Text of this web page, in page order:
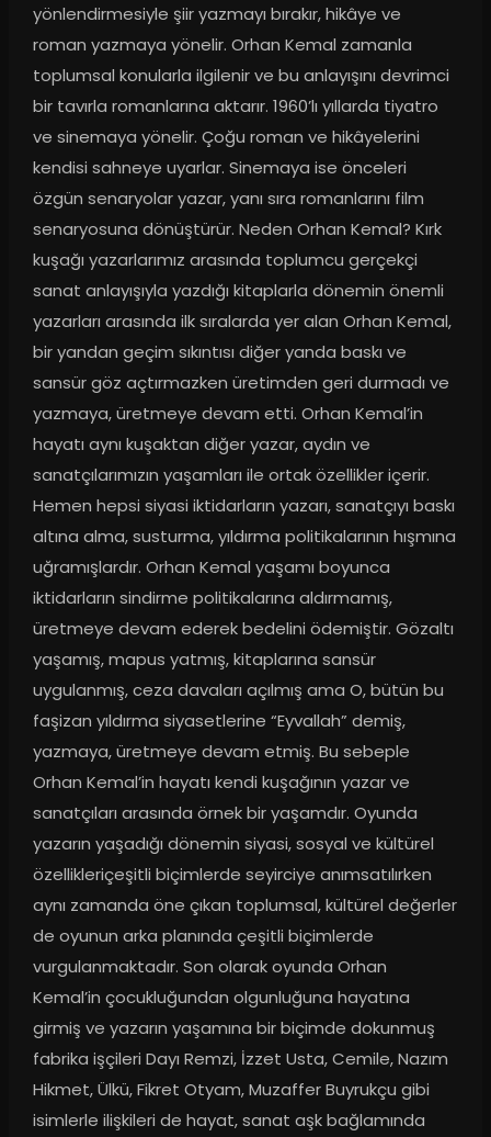
yönlendirmesiyle şiir yazmayı bırakır, hikâye ve
roman yazmaya yönelir. Orhan Kemal zamanla
toplumsal konularla ilgilenir ve bu anlayışını devrimci
bir tavırla romanlarına aktarır. 1960’lı yıllarda tiyatro
ve sinemaya yönelir. Çoğu roman ve hikâyelerini
kendisi sahneye uyarlar. Sinemaya ise önceleri
özgün senaryolar yazar, yanı sıra romanlarını film
senaryosuna dönüştürür. Neden Orhan Kemal? Kırk
kuşağı yazarlarımız arasında toplumcu gerçekçi
sanat anlayışıyla yazdığı kitaplarla dönemin önemli
yazarları arasında ilk sıralarda yer alan Orhan Kemal,
bir yandan geçim sıkıntısı diğer yanda baskı ve
sansür göz açtırmazken üretimden geri durmadı ve
yazmaya, üretmeye devam etti. Orhan Kemal’in
hayatı aynı kuşaktan diğer yazar, aydın ve
sanatçılarımızın yaşamları ile ortak özellikler içerir.
Hemen hepsi siyasi iktidarların yazarı, sanatçıyı baskı
altına alma, susturma, yıldırma politikalarının hışmına
uğramışlardır. Orhan Kemal yaşamı boyunca
iktidarların sindirme politikalarına aldırmamış,
üretmeye devam ederek bedelini ödemiştir. Gözaltı
yaşamış, mapus yatmış, kitaplarına sansür
uygulanmış, ceza davaları açılmış ama O, bütün bu
faşizan yıldırma siyasetlerine “Eyvallah” demiş,
yazmaya, üretmeye devam etmiş. Bu sebeple
Orhan Kemal’in hayatı kendi kuşağının yazar ve
sanatçıları arasında örnek bir yaşamdır. Oyunda
yazarın yaşadığı dönemin siyasi, sosyal ve kültürel
özellikleriçeşitli biçimlerde seyirciye anımsatılırken
aynı zamanda öne çıkan toplumsal, kültürel değerler
de oyunun arka planında çeşitli biçimlerde
vurgulanmaktadır. Son olarak oyunda Orhan
Kemal’in çocukluğundan olgunluğuna hayatına
girmiş ve yazarın yaşamına bir biçimde dokunmuş
fabrika işçileri Dayı Remzi, İzzet Usta, Cemile, Nazım
Hikmet, Ülkü, Fikret Otyam, Muzaffer Buyrukçu gibi
isimlerle ilişkileri de hayat, sanat aşk bağlamında